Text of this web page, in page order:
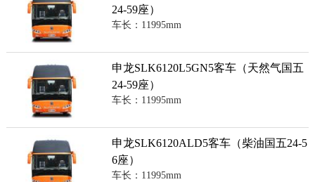
24-59座）
车长：11995mm
申龙SLK6120L5GN5客车（天然气国五
24-59座）
车长：11995mm
申龙SLK6120ALD5客车（柴油国五24-5
6座）
车长：11995mm